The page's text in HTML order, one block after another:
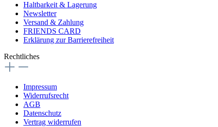
Haltbarkeit & Lagerung
Newsletter
Versand & Zahlung
FRIENDS CARD
Erklärung zur Barrierefreiheit
Rechtliches
Impressum
Widerrufsrecht
AGB
Datenschutz
Vertrag widerrufen